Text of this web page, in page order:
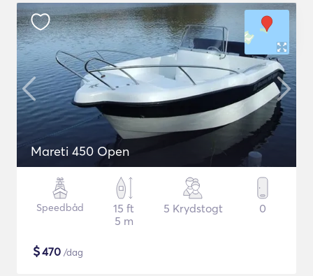
Mareti 450 Open
Speedbåd
15 ft
5 m
5 Krydstogt 0
$470 /dag